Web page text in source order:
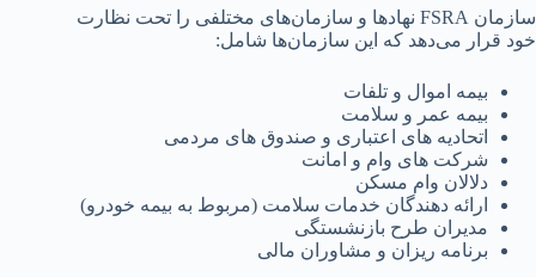
سازمان FSRA نهادها و سازمان‌های مختلفی را تحت نظارت
خود قرار می‌دهد که این سازمان‌ها شامل:
بیمه اموال و تلفات
بیمه عمر و سلامت
اتحادیه های اعتباری و صندوق های مردمی
شرکت های وام و امانت
دلالان وام مسکن
ارائه دهندگان خدمات سلامت (مربوط به بیمه خودرو)
مدیران طرح بازنشستگی
برنامه ریزان و مشاوران مالی